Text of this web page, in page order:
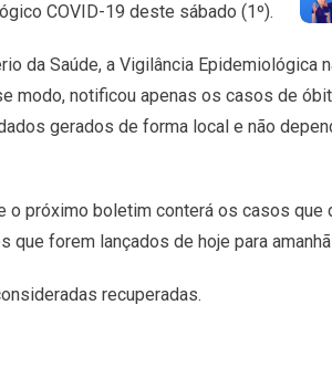
COVID-19 deste sábado (1º).
da Saúde, a Vigilância Epidemiológica
modo, notificou apenas os casos de
gerados de forma local e não
o próximo boletim conterá os casos que
forem lançados de hoje para
recuperadas.